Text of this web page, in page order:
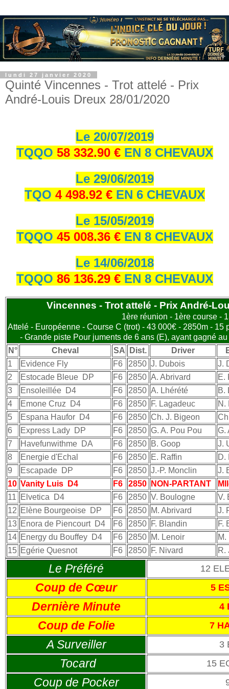
lundi 27 janvier 2020
Quinté Vincennes - Trot attelé - Prix
André-Louis Dreux 28/01/2020
Le 20/07/2019
TQQO 58 332.90 €EN 8 CHEVAUX
Le 29/06/2019
TQO 4 498.92 €EN 6 CHEVAUX
Le 15/05/2019
TQQO 45 008.36 €EN 8 CHEVAUX
Le 14/06/2018
TQQO 86 136.29 €EN 8 CHEVAUX
Vincennes - Trot attelé - Prix André-
1ère réunion - 1ère course -
Attelé - Européenne - Course C (trot) - 43 000€ - 2850m - 15
- Grande piste Pour juments de 6 ans (E), ayant gagné
N°
Cheval SA Dist. Driver
1
Evidence Fly F6 2850 J. Dubois
J.
2
Estocade Bleue DP F6 2850 A. Abrivard
E.
3
Ensoleillée D4 F6 2850 A. Lhérété
B.
4
Emone Cruz D4 F6 2850 F. Lagadeuc
N.
5
Espana Haufor D4 F6 2850 Ch. J. Bigeon
6
Express Lady DP F6 2850 G. A. Pou Pou
G.
7
Havefunwithme DA F6 2850 B. Goop
J.
8
Energie d'Echal F6 2850 E. Raffin
D.
9
Escapade DP F6 2850 J.-P. Monclin
J.
10 Vanity Luis D4 F6 2850 NON-PARTANT
11
Elvetica D4 F6 2850 V. Boulogne
V.
12 Elène Bourgeoise DP F6 2850 M. Abrivard
J.
13 Enora de PiencourtD4 F6 2850 F. Blandin
F.
14 Energy du Bouffey D4 F6 2850 M. Lenoir
M.
15 Egérie Quesnot F6 2850 F. Nivard R.
Le Préféré 12
Coup de Cœur 5
Dernière Minute 4
Coup de Folie 7
A Surveiller 3
Tocard 15
Coup de Pocker